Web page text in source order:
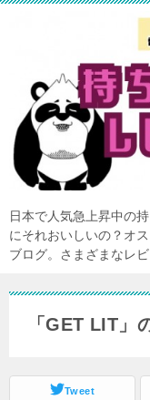
日本で人気急上昇中の
にそれおいしいの？オ
ブログ。さまざまなレ
「GET LIT」
Tweet